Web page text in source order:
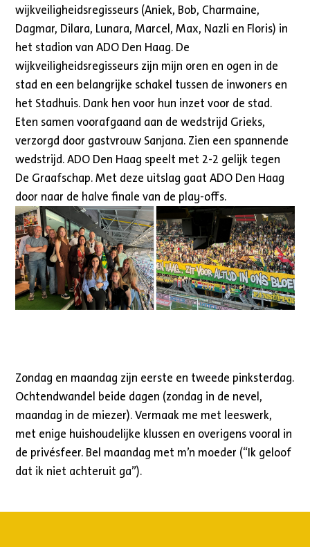
wijkveiligheidsregisseurs (Aniek, Bob, Charmaine,
Dagmar, Dilara, Lunara, Marcel, Max, Nazli en Floris) in
het stadion van ADO Den Haag. De
wijkveiligheidsregisseurs zijn mijn oren en ogen in de
stad en een belangrijke schakel tussen de inwoners en
het Stadhuis. Dank hen voor hun inzet voor de stad.
Eten samen voorafgaand aan de wedstrijd Grieks,
verzorgd door gastvrouw Sanjana. Zien een spannende
wedstrijd. ADO Den Haag speelt met 2-2 gelijk tegen
De Graafschap. Met deze uitslag gaat ADO Den Haag
door naar de halve finale van de play-offs.
Zondag en maandag zijn eerste en tweede pinksterdag.
Ochtendwandel beide dagen (zondag in de nevel,
maandag in de miezer). Vermaak me met leeswerk,
met enige huishoudelijke klussen en overigens vooral in
de privésfeer. Bel maandag met m’n moeder (“Ik geloof
dat ik niet achteruit ga”).